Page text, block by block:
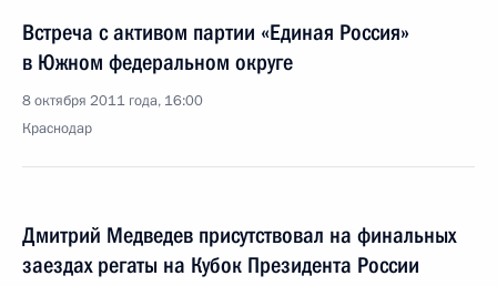
Встреча с активом партии «Единая Россия»
в Южном федеральном округе
8 октября 2011 года, 16:00
Краснодар
Дмитрий Медведев присутствовал на финальных
заездах регаты на Кубок Президента России